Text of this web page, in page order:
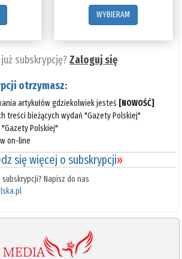
WYBIERAM
subskrypcję?Zaloguj się
otrzymasz:
artykułów gdziekolwiek jesteś [NOWOŚĆ]
treści bieżących wydań "Gazety Polskiej"
Polskiej"
on-line
się więcej o subskrypcji»
Napisz do nas